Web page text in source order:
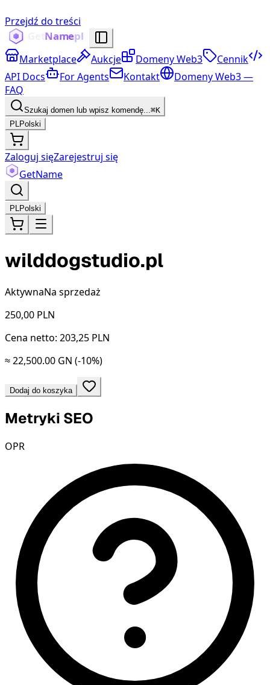
Przejdź do treści
Marketplace Aukcje Domeny Web3
Cennik
API Docs
For Agents Kontakt
Domeny Web3 —
FAQ
Szukaj domen lub wpisz komendę...⌘K
PLPolski
Zaloguj sięZarejestruj się
GetName
PLPolski
wilddogstudio.pl
AktywnaNa sprzedaż
250,00 PLN
Cena netto: 203,25 PLN
≈ 22,500.00 GN (-10%)
Dodaj do koszyka
Metryki SEO
OPR